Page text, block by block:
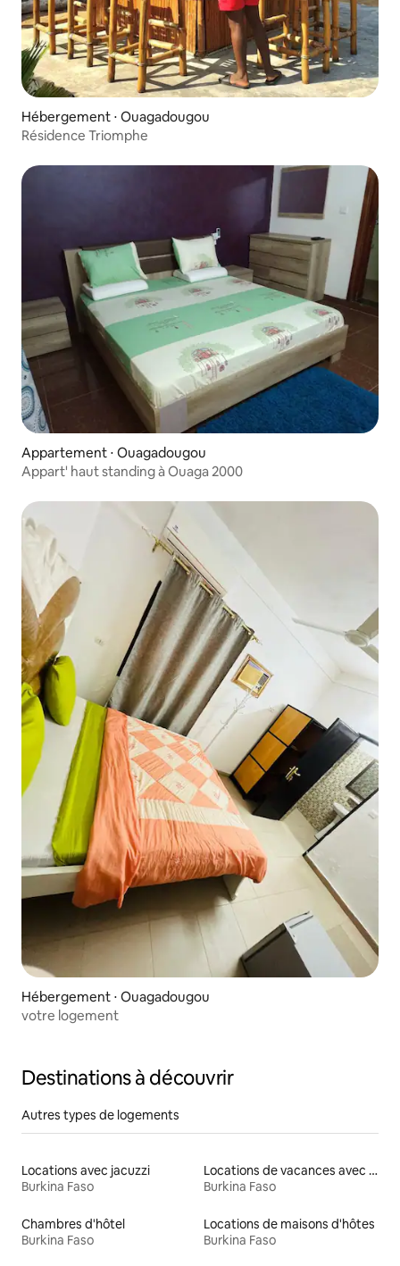
Hébergement ⋅ Ouagadougou
Résidence Triomphe
Appartement ⋅ Ouagadougou
Appart' haut standing à Ouaga 2000
Hébergement ⋅ Ouagadougou
votre logement
Destinations à découvrir
Autres types de logements
Locations avec jacuzzi
Burkina Faso
Locations de vacances avec piscine
Burkina Faso
Chambres d'hôtel
Burkina Faso
Locations de maisons d'hôtes
Burkina Faso